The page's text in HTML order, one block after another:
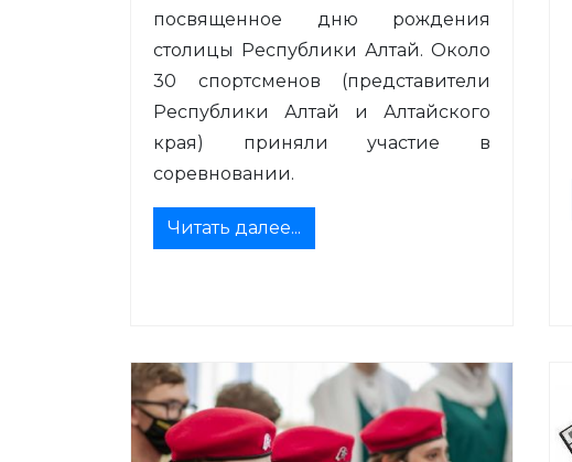
посвященное дню рождения
столицы Республики Алтай. Около
30 спортсменов (представители
Республики Алтай и Алтайского
края) приняли участие в
соревновании.
Читать далее...